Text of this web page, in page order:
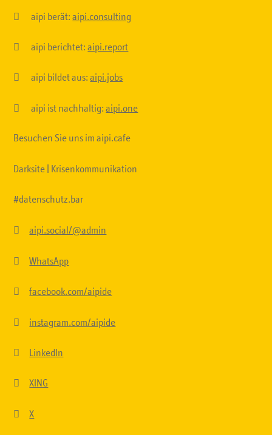
 aipi berät:aipi.consulting
 aipi berichtet:aipi.report
 aipi bildet aus:aipi.jobs
 aipi ist nachhaltig:aipi.one
Besuchen Sie uns im aipi.cafe
Darksite | Krisenkommunikation
#datenschutz.bar
 aipi.social/@admin
 WhatsApp
 facebook.com/aipide
 instagram.com/aipide
 LinkedIn
 XING
 X